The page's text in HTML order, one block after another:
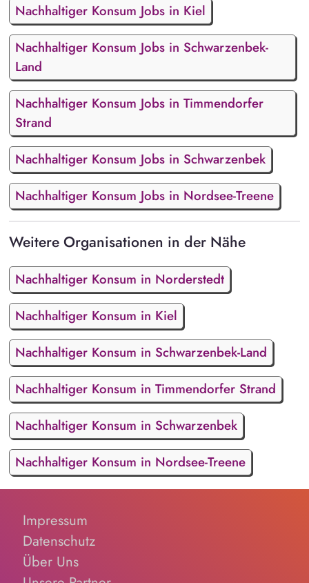
Nachhaltiger Konsum Jobs in Kiel
Nachhaltiger Konsum Jobs in Schwarzenbek-
Land
Nachhaltiger Konsum Jobs in Timmendorfer
Strand
Nachhaltiger Konsum Jobs in Schwarzenbek
Nachhaltiger Konsum Jobs in Nordsee-Treene
Weitere Organisationen in der Nähe
Nachhaltiger Konsum in Norderstedt
Nachhaltiger Konsum in Kiel
Nachhaltiger Konsum in Schwarzenbek-Land
Nachhaltiger Konsum in Timmendorfer Strand
Nachhaltiger Konsum in Schwarzenbek
Nachhaltiger Konsum in Nordsee-Treene
Impressum
Datenschutz
Über Uns